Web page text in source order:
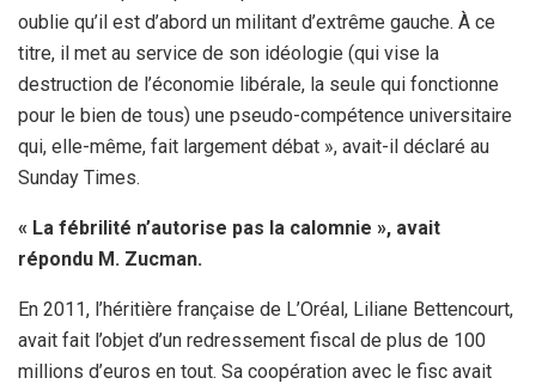
oublie qu’il est d’abord un militant d’extrême gauche. À ce
titre, il met au service de son idéologie (qui vise la
destruction de l’économie libérale, la seule qui fonctionne
pour le bien de tous) une pseudo-compétence universitaire
qui, elle-même, fait largement débat », avait-il déclaré au
Sunday Times.
« La fébrilité n’autorise pas la calomnie », avait
répondu M. Zucman.
En 2011, l’héritière française de L’Oréal, Liliane Bettencourt,
avait fait l’objet d’un redressement fiscal de plus de 100
millions d’euros en tout. Sa coopération avec le fisc avait